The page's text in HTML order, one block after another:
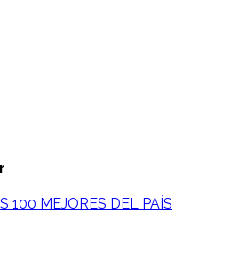
100 MEJORES DEL PAÍS